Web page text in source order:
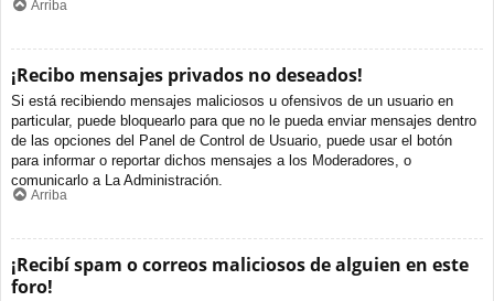
Arriba
¡Recibo mensajes privados no deseados!
Si está recibiendo mensajes maliciosos u ofensivos de un usuario en
particular, puede bloquearlo para que no le pueda enviar mensajes dentro
de las opciones del Panel de Control de Usuario, puede usar el botón
para informar o reportar dichos mensajes a los Moderadores, o
comunicarlo a La Administración.
Arriba
¡Recibí spam o correos maliciosos de alguien en este
foro!